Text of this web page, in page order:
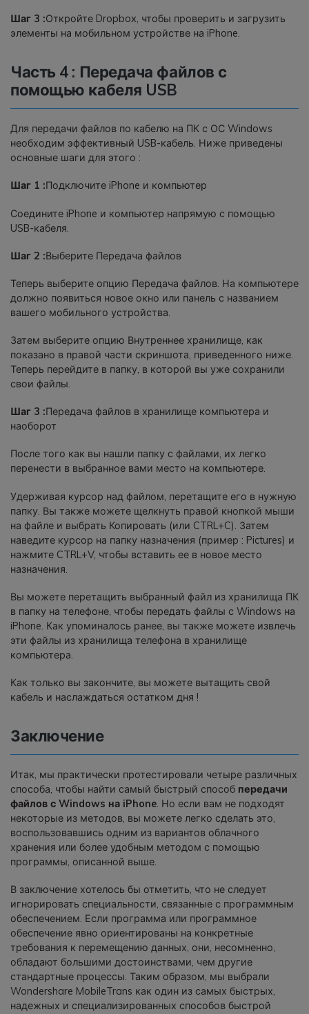
Шаг 3 :Откройте Dropbox, чтобы проверить и загрузить
элементы на мобильном устройстве на iPhone.
Часть 4 : Передача файлов с
помощью кабеля USB
Для передачи файлов по кабелю на ПК с ОС Windows
необходим эффективный USB-кабель. Ниже приведены
основные шаги для этого :
Шаг 1 :Подключите iPhone и компьютер
Соедините iPhone и компьютер напрямую с помощью
USB-кабеля.
Шаг 2 :Выберите Передача файлов
Теперь выберите опцию Передача файлов. На компьютере
должно появиться новое окно или панель с названием
вашего мобильного устройства.
Затем выберите опцию Внутреннее хранилище, как
показано в правой части скриншота, приведенного ниже.
Теперь перейдите в папку, в которой вы уже сохранили
свои файлы.
Шаг 3 :Передача файлов в хранилище компьютера и
наоборот
После того как вы нашли папку с файлами, их легко
перенести в выбранное вами место на компьютере.
Удерживая курсор над файлом, перетащите его в нужную
папку. Вы также можете щелкнуть правой кнопкой мыши
на файле и выбрать Копировать (или CTRL+C). Затем
наведите курсор на папку назначения (пример : Pictures) и
нажмите CTRL+V, чтобы вставить ее в новое место
назначения.
Вы можете перетащить выбранный файл из хранилища ПК
в папку на телефоне, чтобы передать файлы с Windows на
iPhone. Как упоминалось ранее, вы также можете извлечь
эти файлы из хранилища телефона в хранилище
компьютера.
Как только вы закончите, вы можете вытащить свой
кабель и наслаждаться остатком дня !
Заключение
Итак, мы практически протестировали четыре различных
способа, чтобы найти самый быстрый способ передачи
файлов с Windows на iPhone. Но если вам не подходят
некоторые из методов, вы можете легко сделать это,
воспользовавшись одним из вариантов облачного
хранения или более удобным методом с помощью
программы, описанной выше.
В заключение хотелось бы отметить, что не следует
игнорировать специальности, связанные с программным
обеспечением. Если программа или программное
обеспечение явно ориентированы на конкретные
требования к перемещению данных, они, несомненно,
обладают большими достоинствами, чем другие
стандартные процессы. Таким образом, мы выбрали
Wondershare MobileTrans как один из самых быстрых,
надежных и специализированных способов быстрой